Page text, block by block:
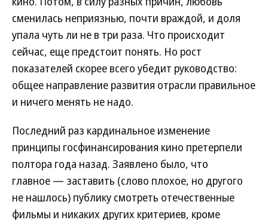
сменилась неприязнью, почти враждой, и доля
упала чуть ли не в три раза. Что происходит
сейчас, еще предстоит понять. Но рост
показателей скорее всего убедит руководство:
общее направление развития отрасли правильное
и ничего менять не надо.
Последний раз кардинальное изменение
принципы госфинансирования кино претерпели
полтора года назад. Заявлено было, что
главное — заставить (слово плохое, но другого
не нашлось) публику смотреть отечественные
фильмы и никаких других критериев, кроме